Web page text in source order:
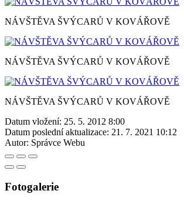
NÁVŠTĚVA ŠVÝCARŮ V KOVÁŘOVĚ
NÁVŠTĚVA ŠVÝCARŮ V KOVÁŘOVĚ
NÁVŠTĚVA ŠVÝCARŮ V KOVÁŘOVĚ
Datum vložení: 25. 5. 2012 8:00
Datum poslední aktualizace: 21. 7. 2021 10:12
Autor: Správce Webu
Fotogalerie